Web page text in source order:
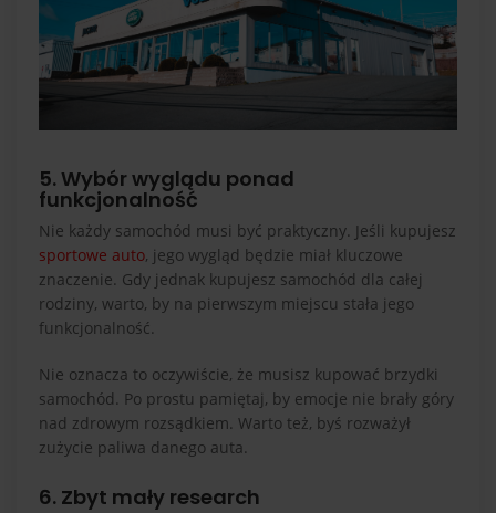
5. Wybór wyglądu ponad
funkcjonalność
Nie każdy samochód musi być praktyczny. Jeśli kupujesz
sportowe auto, jego wygląd będzie miał kluczowe
znaczenie. Gdy jednak kupujesz samochód dla całej
rodziny, warto, by na pierwszym miejscu stała jego
funkcjonalność.
Nie oznacza to oczywiście, że musisz kupować brzydki
samochód. Po prostu pamiętaj, by emocje nie brały góry
nad zdrowym rozsądkiem. Warto też, byś rozważył
zużycie paliwa danego auta.
6. Zbyt mały research